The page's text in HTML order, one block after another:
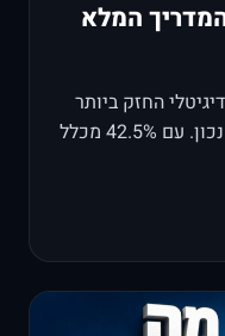
המלא
החזק ביותר
שלכם – אבל רק אם הוא מקודם נכון. עם 42.5% מכלל